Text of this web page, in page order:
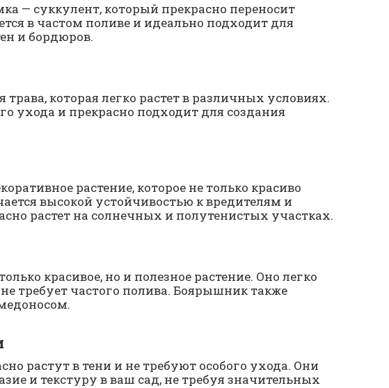
— суккулент, который прекрасно переносит
в частом поливе и идеально подходит для
и бордюров.
которая легко растет в различных условиях.
ухода и прекрасно подходит для создания
растение, которое не только красиво
высокой устойчивостью к вредителям и
растет на солнечных и полутенистых участках.
красивое, но и полезное растение. Оно легко
требует частого полива. Боярышник также
растут в тени и не требуют особого ухода. Они
и текстуру в ваш сад, не требуя значительных